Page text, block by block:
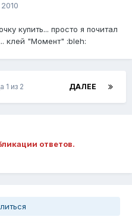
купить... просто я почитал
клей "Момент" :bleh:
ДАЛЕЕ
1 из 2
ответов.